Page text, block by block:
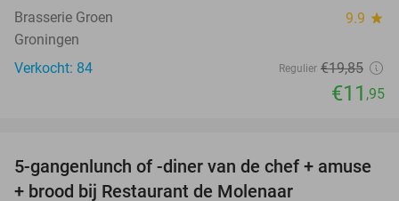
Brasserie Groen 9.9 star
Groningen
Verkocht: 84
Regulier €19,85
€11 ,95
25%
5-gangenlunch of -diner van de chef + amuse
+ brood bij Restaurant de Molenaar